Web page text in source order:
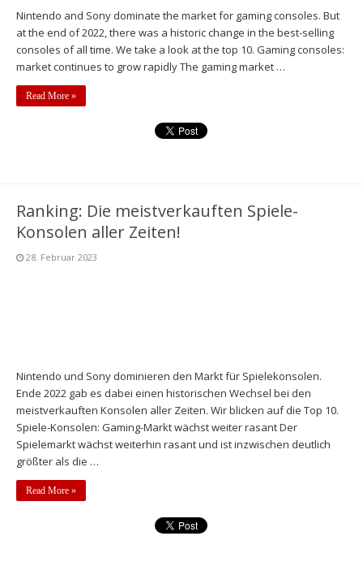
Nintendo and Sony dominate the market for gaming consoles. But
at the end of 2022, there was a historic change in the best-selling
consoles of all time. We take a look at the top 10. Gaming consoles:
market continues to grow rapidly The gaming market …
Read More »
Ranking: Die meistverkauften Spiele-
Konsolen aller Zeiten!
28. Februar 2023
Nintendo und Sony dominieren den Markt für Spielekonsolen.
Ende 2022 gab es dabei einen historischen Wechsel bei den
meistverkauften Konsolen aller Zeiten. Wir blicken auf die Top 10.
Spiele-Konsolen: Gaming-Markt wächst weiter rasant Der
Spielemarkt wächst weiterhin rasant und ist inzwischen deutlich
größter als die …
Read More »